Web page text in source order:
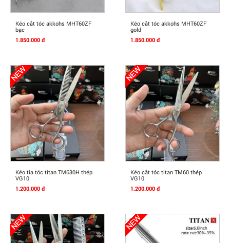
Mua Ngay
Kéo cắt tóc akkohs MHT60ZF
bạc
1.850.000 đ
Mua Ngay
Kéo cắt tóc akkohs MHT60ZF
gold
1.850.000 đ
Mua Ngay
Kéo tỉa tóc titan TM630H thép
VG10
1.200.000 đ
Mua Ngay
Kéo cắt tóc titan TM60 thép
VG10
1.200.000 đ